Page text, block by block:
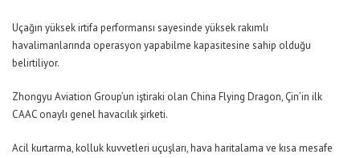
Uçağın yüksek irtifa performansı sayesinde yüksek rakımlı
havalimanlarında operasyon yapabilme kapasitesine sahip olduğu
belirtiliyor.
Zhongyu Aviation Group’un iştiraki olan China Flying Dragon, Çin’in ilk
CAAC onaylı genel havacılık şirketi.
Acil kurtarma, kolluk kuvvetleri uçuşları, hava haritalama ve kısa mesafe